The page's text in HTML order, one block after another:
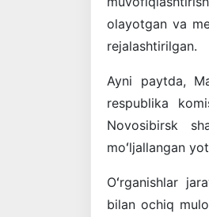
olayotgan va
rejalashtirilgan.
Ayni paytda,
respublika
Novosibirsk
moʻljallangan
Oʻrganishlar
bilan ochiq